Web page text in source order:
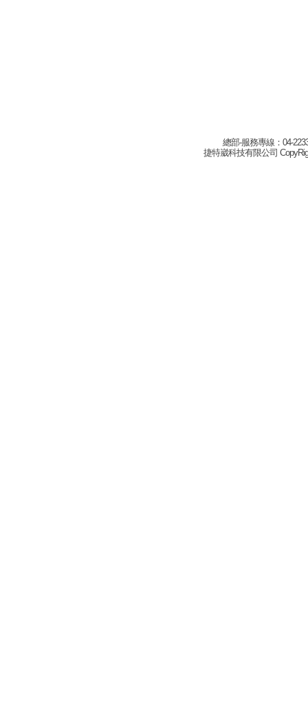
總部-服務專線：04-
捷特崴科技有限公司